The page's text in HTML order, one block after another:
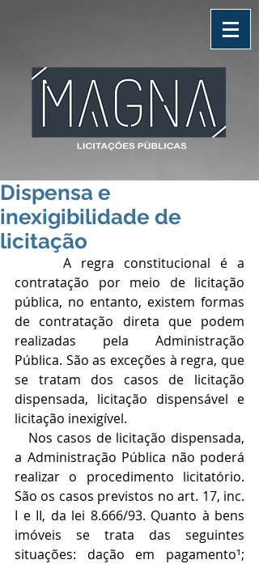
Dispensa e
inexigibilidade de
licitação
contratação por meio de licitação
pública, no entanto, existem formas
de contratação direta que podem
realizadas pela Administração
Pública. São as exceções à regra, que
se tratam dos casos de licitação
dispensada, licitação dispensável e
licitação inexigível.
a Administração Pública não poderá
realizar o procedimento licitatório.
São os casos previstos no art. 17, inc.
I e II, da lei 8.666/93. Quanto à bens
imóveis se trata das seguintes
situações: dação em pagamento¹;